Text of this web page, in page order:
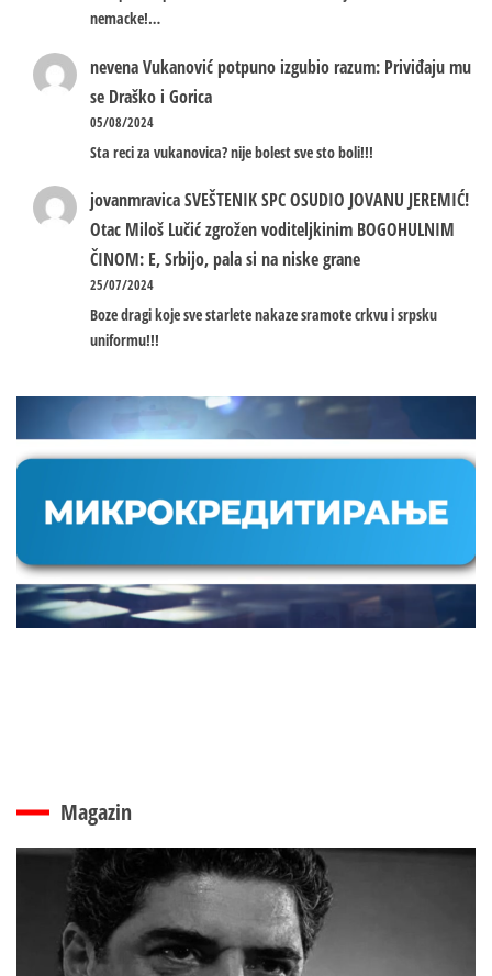
nemacke!…
nevenaVukanović potpuno izgubio razum: Priviđaju mu
se Draško i Gorica
05/08/2024
Sta reci za vukanovica? nije bolest sve sto boli!!!
jovanmravicaSVEŠTENIK SPC OSUDIO JOVANU JEREMIĆ!
Otac Miloš Lučić zgrožen voditeljkinim BOGOHULNIM
ČINOM: E, Srbijo, pala si na niske grane
25/07/2024
Boze dragi koje sve starlete nakaze sramote crkvu i srpsku
uniformu!!!
Magazin